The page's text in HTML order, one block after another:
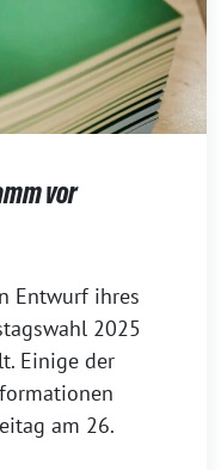
vor
Entwurf ihres
2025
Einige der
am 26.